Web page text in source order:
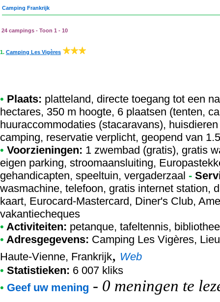
Camping Frankrijk
24 campings - Toon 1 - 10
1. Camping Les Vigères
• Plaats: platteland, directe toegang tot een
hectares, 350 m hoogte, 6 plaatsen (tenten,
huuraccommodaties (stacaravans),
camping, reservatie verplicht, geopend van
• Voorzieningen: 1 zwembad (gratis), gratis
eigen parking, stroomaansluiting,
gehandicapten, speeltuin, vergaderzaal -
wasmachine, telefoon, gratis internet station,
kaart, Eurocard-Mastercard, Diner's Club,
vakantiecheques
• Activiteiten: petanque, tafeltennis,
• Adresgegevens: Camping Les Vigères,
Haute-Vienne, Frankrijk, Web
• Statistieken: 6 007 kliks
• Geef uw mening - 0 meningen te